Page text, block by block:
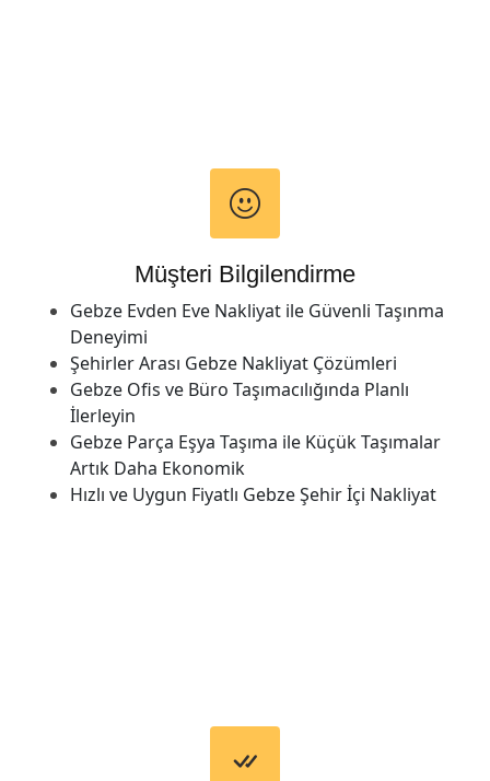
Müşteri Bilgilendirme
Gebze Evden Eve Nakliyat ile Güvenli Taşınma
Deneyimi
Şehirler Arası Gebze Nakliyat Çözümleri
Gebze Ofis ve Büro Taşımacılığında Planlı
İlerleyin
Gebze Parça Eşya Taşıma ile Küçük Taşımalar
Artık Daha Ekonomik
Hızlı ve Uygun Fiyatlı Gebze Şehir İçi Nakliyat